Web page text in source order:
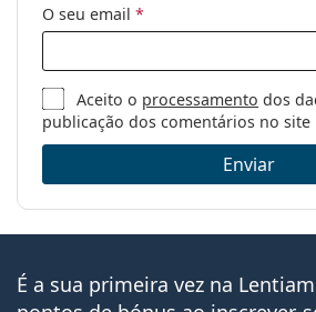
limpeza:
Género:
Mulher
Categoria:
Óculos graduados
Óculos contra a
Código:
0PR 67XS
O seu email *
Aceito o processamento dos
publicação dos comentários no site
Enviar
É a sua primeira vez na